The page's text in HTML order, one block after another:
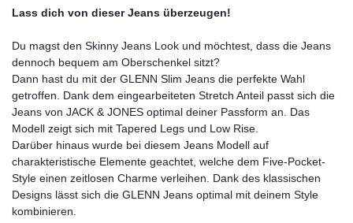
Lass dich von dieser Jeans überzeugen!
Du magst den Skinny Jeans Look und möchtest, dass die Jeans
dennoch bequem am Oberschenkel sitzt?
Dann hast du mit der GLENN Slim Jeans die perfekte Wahl
getroffen. Dank dem eingearbeiteten Stretch Anteil passt sich die
Jeans von JACK & JONES optimal deiner Passform an. Das
Modell zeigt sich mit Tapered Legs und Low Rise.
Darüber hinaus wurde bei diesem Jeans Modell auf
charakteristische Elemente geachtet, welche dem Five-Pocket-
Style einen zeitlosen Charme verleihen. Dank des klassischen
Designs lässt sich die GLENN Jeans optimal mit deinem Style
kombinieren.